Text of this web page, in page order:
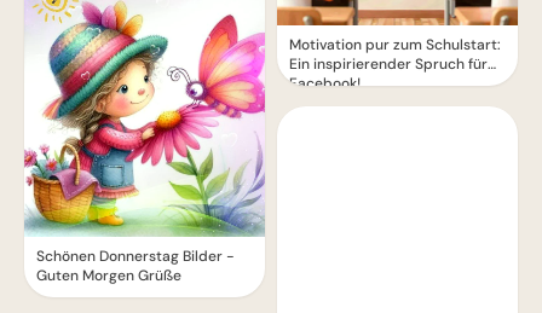
Schönen Donnerstag Bilder -
Guten Morgen Grüße
Motivation pur zum Schulstart:
Ein inspirierender Spruch für
Facebook!